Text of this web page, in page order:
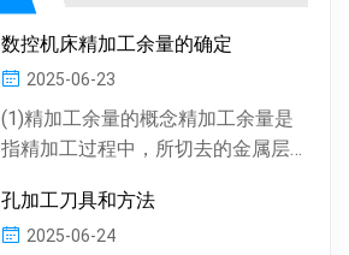
数控机床精加工余量的确定
2025-06-23
(1)精加工余量的概念精加工余量是
指精加工过程中，所切去的金属层
工余量由精加工一次...
孔加工刀具和方法
2025-06-24